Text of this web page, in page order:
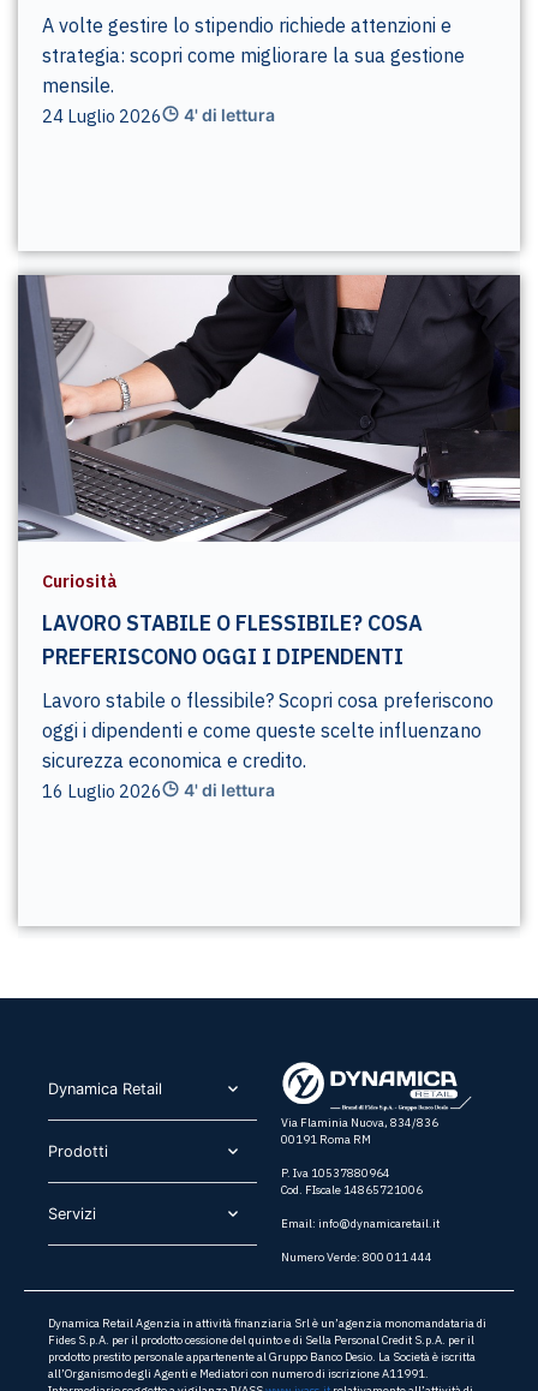
A volte gestire lo stipendio richiede attenzioni e
strategia: scopri come migliorare la sua gestione
mensile.
24 Luglio 2026 4' di lettura
Curiosità
LAVORO STABILE O FLESSIBILE? COSA
PREFERISCONO OGGI I DIPENDENTI
Lavoro stabile o flessibile? Scopri cosa preferiscono
oggi i dipendenti e come queste scelte influenzano
sicurezza economica e credito.
16 Luglio 2026 4' di lettura
Dynamica Retail​
Prodotti​
Servizi​
Via Flaminia Nuova, 834/836
00191 Roma RM
P. Iva 10537880964
Cod. FIscale 14865721006
Email: info@dynamicaretail.it
Numero Verde: 800 011 444
Dynamica Retail Agenzia in attività finanziaria Srl è un’agenzia monomandataria di
Fides S.p.A. per il prodotto cessione del quinto e di Sella Personal Credit S.p.A. per il
prodotto prestito personale appartenente al Gruppo Banco Desio. La Società è iscritta
all’Organismo degli Agenti e Mediatori con numero di iscrizione A11991.